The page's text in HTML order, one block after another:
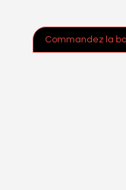
Commandez la